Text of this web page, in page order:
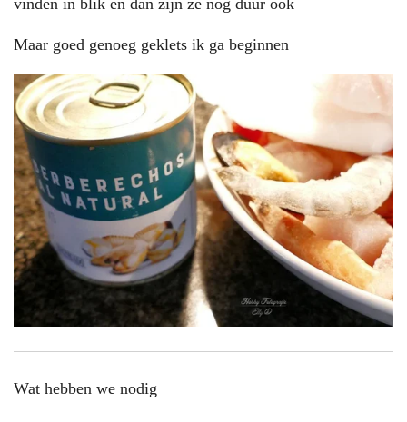
vinden in blik en dan zijn ze nog duur ook
Maar goed genoeg geklets ik ga beginnen
Wat hebben we nodig